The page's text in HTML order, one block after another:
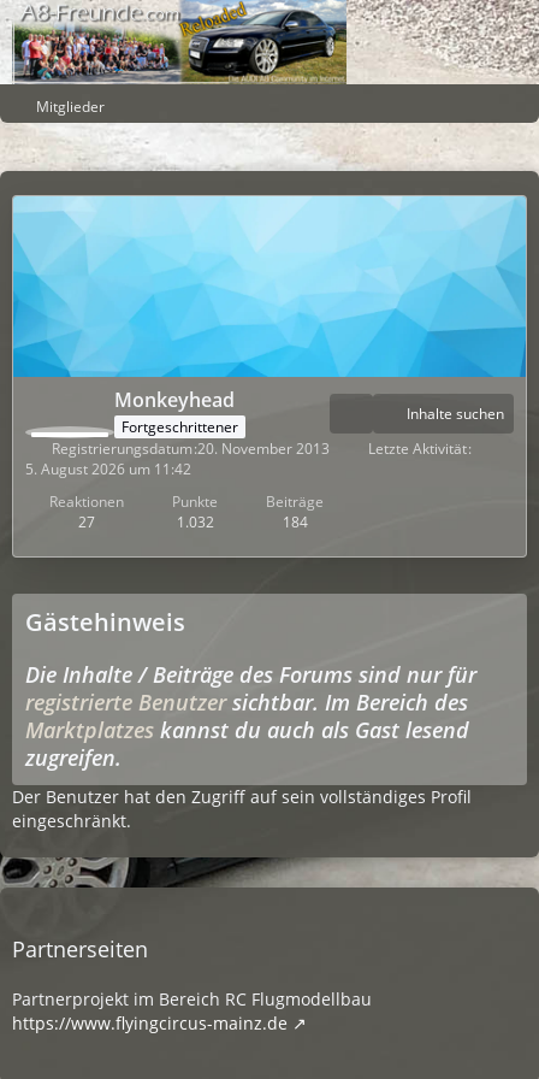
Mitglieder
Monkeyhead
Fortgeschrittener
Reaktionen
27
Punkte
1.032
Beiträge
184
Inhalte suchen
Registrierungsdatum 20. November 2013
Letzte Aktivität
5. August 2026 um 11:42
Gästehinweis
Die Inhalte / Beiträge des Forums sind nur für
registrierte Benutzersichtbar. Im Bereich des
Marktplatzes kannst du auch als Gast lesend
zugreifen.
Der Benutzer hat den Zugriff auf sein vollständiges Profil
eingeschränkt.
Partnerseiten
Partnerprojekt im Bereich RC Flugmodellbau
https://www.flyingcircus-mainz.de